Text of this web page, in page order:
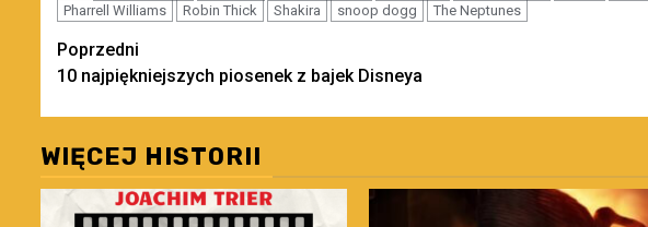
Pharrell Williams
Robin Thick Shakira snoop dogg The Neptunes
Zobacz
wpisy
Poprzedni
10 najpiękniejszych piosenek z bajek Disneya
WIĘCEJ HISTORII